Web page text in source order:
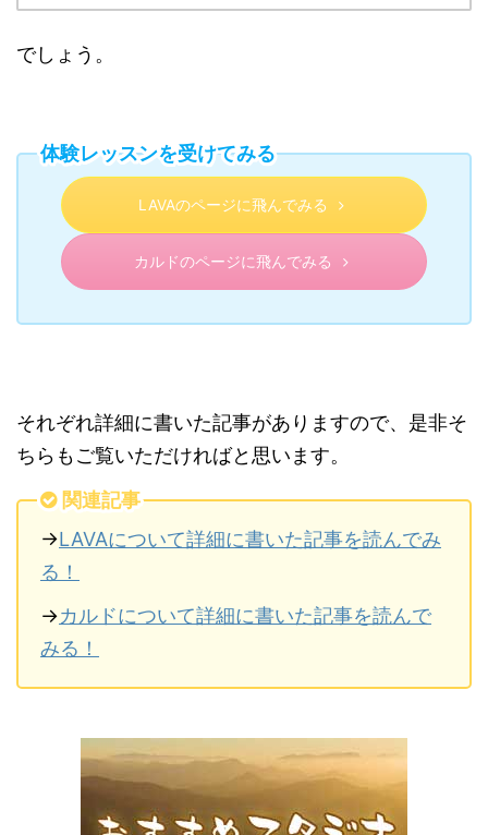
でしょう。
体験レッスンを受けてみる
LAVAのページに飛んでみる
カルドのページに飛んでみる
それぞれ詳細に書いた記事がありますので、是非そ
ちらもご覧いただければと思います。
関連記事
→LAVAについて詳細に書いた記事を読んでみ
る！
→カルドについて詳細に書いた記事を読んで
みる！